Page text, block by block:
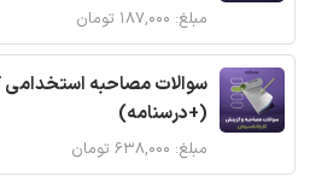
مبلغ: ۱۸۷,۰۰۰ تومان
سوالات مصاحبه استخدامی
(+درسنامه)
مبلغ: ۶۳۸,۰۰۰ تومان